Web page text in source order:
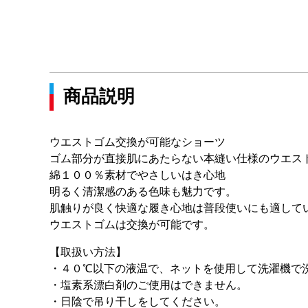
商品説明
ウエストゴム交換が可能なショーツ
ゴム部分が直接肌にあたらない本縫い仕様のウエス
綿１００％素材でやさしいはき心地
明るく清潔感のある色味も魅力です。
肌触りが良く快適な履き心地は普段使いにも適して
ウエストゴムは交換が可能です。
【取扱い方法】
・４０℃以下の液温で、ネットを使用して洗濯機で
・塩素系漂白剤のご使用はできません。
・日陰で吊り干しをしてください。